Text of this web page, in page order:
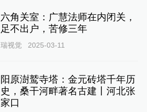
六角关室：广慧法师在内闭关，
足不出户，苦修三年
瑞视觉 2025-03-11
阳原澍鹫寺塔：金元砖塔千年历
史，桑干河畔著名古建丨河北张
家口